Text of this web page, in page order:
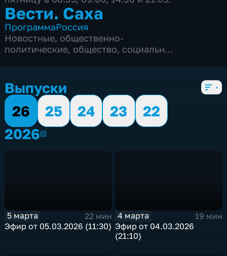
Вести. Саха
ПрограммаРоссия
Новостные, общественно-
политические, общество, социально-
Выпуски
26
25 24 23
22
20262026
5 марта
22 мин
Эфир от 05.03.2026 (11:30)
4 марта
19 мин
Эфир от 04.03.2026
(21:10)